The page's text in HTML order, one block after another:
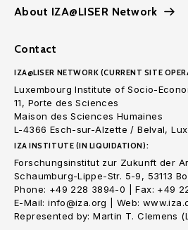
About IZA@LISER Network
Contact
IZA@LISER NETWORK (CURRENT SITE
Luxembourg Institute of Socio-
11, Porte des Sciences
Maison des Sciences Humaines
L-4366 Esch-sur-Alzette / Belval,
IZA INSTITUTE (IN LIQUIDATION):
Forschungsinstitut zur Zukunft der
Schaumburg-Lippe-Str. 5-9, 53113
Phone: +49 228 3894-0 | Fax: +49
E-Mail: info@iza.org | Web:
Represented by: Martin T. Clemens